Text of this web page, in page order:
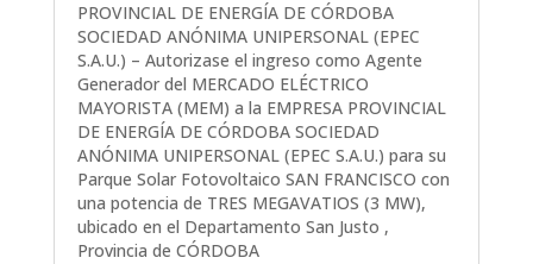
PROVINCIAL DE ENERGÍA DE CÓRDOBA
SOCIEDAD ANÓNIMA UNIPERSONAL (EPEC
S.A.U.) – Autorizase el ingreso como Agente
Generador del MERCADO ELÉCTRICO
MAYORISTA (MEM) a la EMPRESA PROVINCIAL
DE ENERGÍA DE CÓRDOBA SOCIEDAD
ANÓNIMA UNIPERSONAL (EPEC S.A.U.) para su
Parque Solar Fotovoltaico SAN FRANCISCO con
una potencia de TRES MEGAVATIOS (3 MW),
ubicado en el Departamento San Justo ,
Provincia de CÓRDOBA